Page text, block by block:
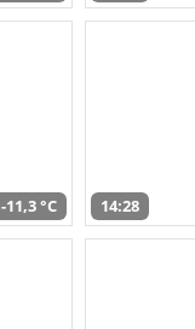
-11,3 °C 14:28